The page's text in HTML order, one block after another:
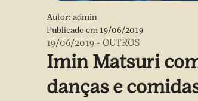
Autor: admin
Publicado em19/06/2019
19/06/2019 - OUTROS
Imin Matsuri
danças e